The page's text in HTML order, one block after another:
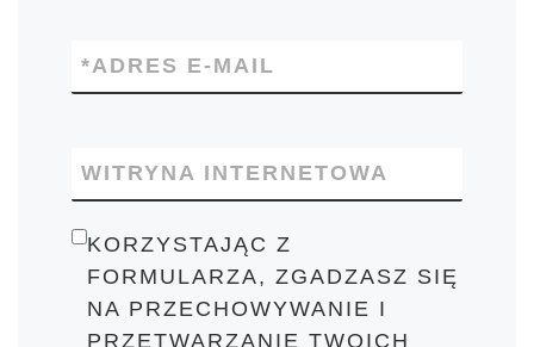
ADRES E-MAIL
*
WITRYNA INTERNETOWA
KORZYSTAJĄC Z
FORMULARZA, ZGADZASZ SIĘ
NA PRZECHOWYWANIE I
PRZETWARZANIE TWOICH